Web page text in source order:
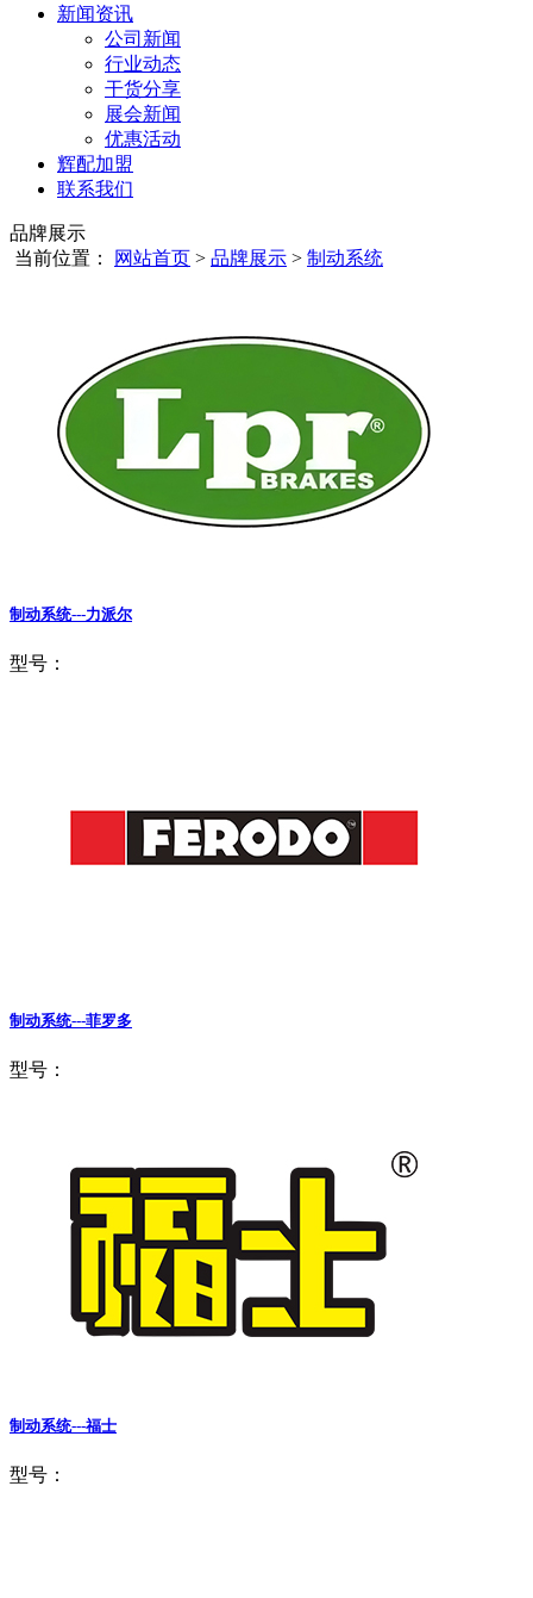
新闻资讯
公司新闻
行业动态
干货分享
展会新闻
优惠活动
辉配加盟
联系我们
品牌展示
当前位置：
网站首页 > 品牌展示 > 制动系统
制动系统---力派尔
型号：
制动系统---菲罗多
型号：
制动系统---福士
型号：